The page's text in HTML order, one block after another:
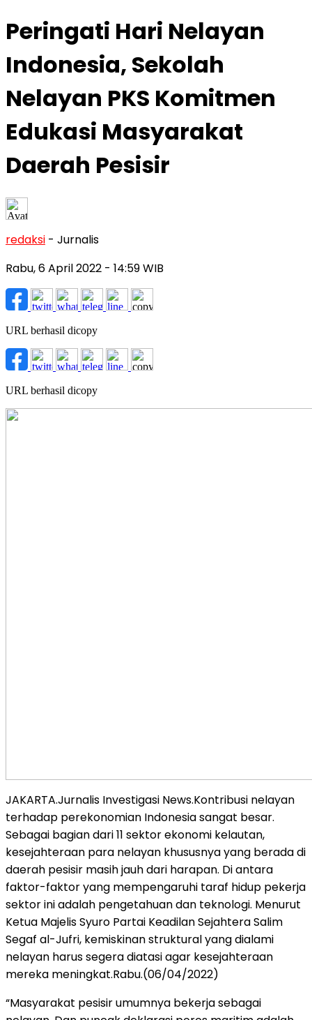
Peringati Hari Nelayan
Indonesia, Sekolah
Nelayan PKS Komitmen
Edukasi Masyarakat
Daerah Pesisir
redaksi - Jurnalis
Rabu, 6 April 2022 - 14:59 WIB
URL berhasil dicopy
URL berhasil dicopy
JAKARTA.Jurnalis Investigasi News.Kontribusi nelayan
terhadap perekonomian Indonesia sangat besar.
Sebagai bagian dari 11 sektor ekonomi kelautan,
kesejahteraan para nelayan khususnya yang berada di
daerah pesisir masih jauh dari harapan. Di antara
faktor-faktor yang mempengaruhi taraf hidup pekerja
sektor ini adalah pengetahuan dan teknologi. Menurut
Ketua Majelis Syuro Partai Keadilan Sejahtera Salim
Segaf al-Jufri, kemiskinan struktural yang dialami
nelayan harus segera diatasi agar kesejahteraan
mereka meningkat.Rabu.(06/04/2022)
“Masyarakat pesisir umumnya bekerja sebagai